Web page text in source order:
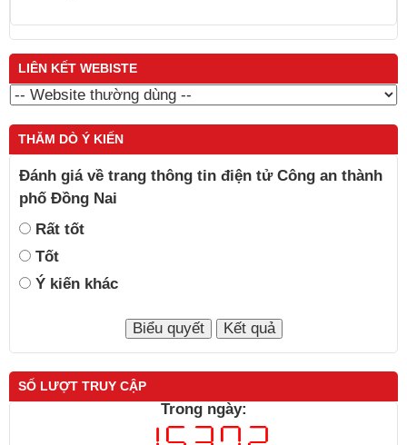
LIÊN KẾT WEBISTE
THĂM DÒ Ý KIẾN
Đánh giá về trang thông tin điện tử Công an thành
phố Đồng Nai
Rất tốt
Tốt
Ý kiến khác
SỐ LƯỢT TRUY CẬP
Trong ngày: